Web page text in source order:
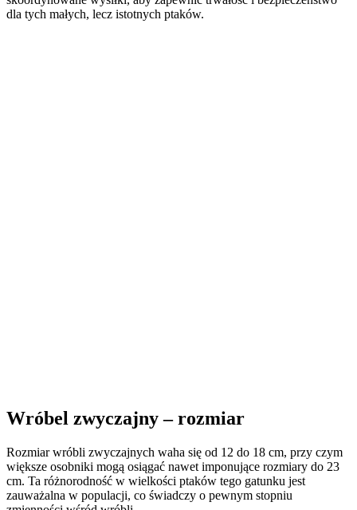
dla tych małych, lecz istotnych ptaków.
Wróbel zwyczajny – rozmiar
Rozmiar wróbli zwyczajnych waha się od 12 do 18 cm, przy czym
większe osobniki mogą osiągać nawet imponujące rozmiary do 23
cm. Ta różnorodność w wielkości ptaków tego gatunku jest
zauważalna w populacji, co świadczy o pewnym stopniu